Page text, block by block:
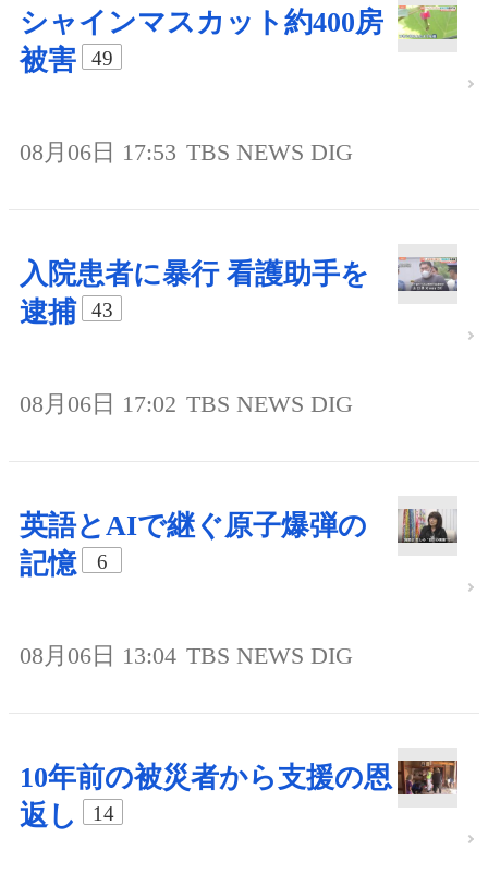
シャインマスカット約400房
被害
49
08月06日 17:53 TBS NEWS DIG
入院患者に暴行 看護助手を
逮捕
43
08月06日 17:02 TBS NEWS DIG
英語とAIで継ぐ原子爆弾の
記憶
6
08月06日 13:04 TBS NEWS DIG
10年前の被災者から支援の恩
返し
14